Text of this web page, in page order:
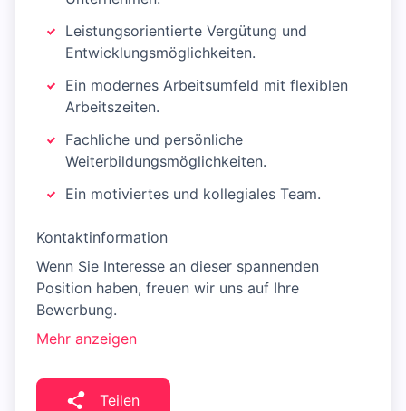
Leistungsorientierte Vergütung und
Entwicklungsmöglichkeiten.
Ein modernes Arbeitsumfeld mit flexiblen
Arbeitszeiten.
Fachliche und persönliche
Weiterbildungsmöglichkeiten.
Ein motiviertes und kollegiales Team.
Kontaktinformation
Wenn Sie Interesse an dieser spannenden
Position haben, freuen wir uns auf Ihre
Bewerbung.
Mehr anzeigen
Teilen